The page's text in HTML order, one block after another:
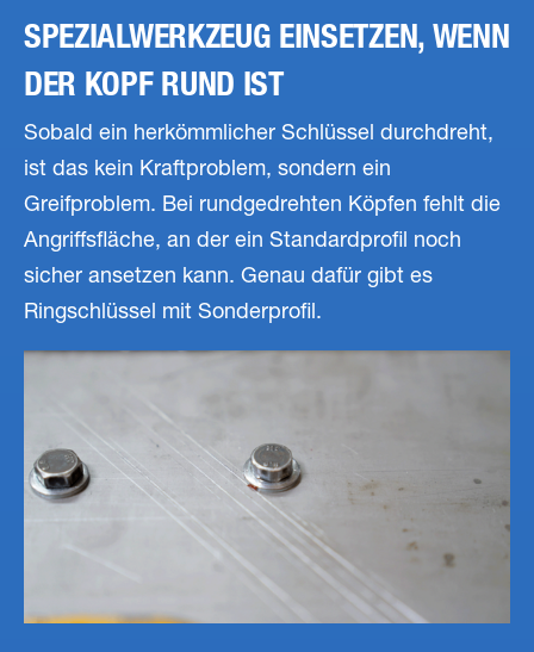
SPEZIALWERKZEUG EINSETZEN, WENN
DER KOPF RUND IST
Sobald ein herkömmlicher Schlüssel durchdreht,
ist das kein Kraftproblem, sondern ein
Greifproblem. Bei rundgedrehten Köpfen fehlt die
Angriffsfläche, an der ein Standardprofil noch
sicher ansetzen kann. Genau dafür gibt es
Ringschlüssel mit Sonderprofil.